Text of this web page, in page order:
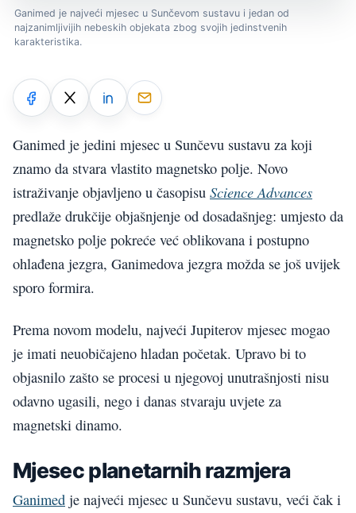
Ganimed je najveći mjesec u Sunčevom sustavu i jedan od
najzanimljivijih nebeskih objekata zbog svojih jedinstvenih
karakteristika.
Ganimed je jedini mjesec u Sunčevu sustavu za koji
znamo da stvara vlastito magnetsko polje. Novo
istraživanje objavljeno u časopisu Science Advances
predlaže drukčije objašnjenje od dosadašnjeg: umjesto da
magnetsko polje pokreće već oblikovana i postupno
ohlađena jezgra, Ganimedova jezgra možda se još uvijek
sporo formira.
Prema novom modelu, najveći Jupiterov mjesec mogao
je imati neuobičajeno hladan početak. Upravo bi to
objasnilo zašto se procesi u njegovoj unutrašnjosti nisu
odavno ugasili, nego i danas stvaraju uvjete za
magnetski dinamo.
Mjesec planetarnih razmjera
Ganimed je najveći mjesec u Sunčevu sustavu, veći čak i